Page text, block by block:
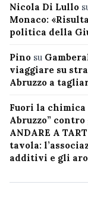
Nicola Di Lullo
Monaco:
politica della
Pino su
viaggiare su
Abruzzo a
Fuori la chimica
Abruzzo”
ANDARE A
tavola:
additivi e gli